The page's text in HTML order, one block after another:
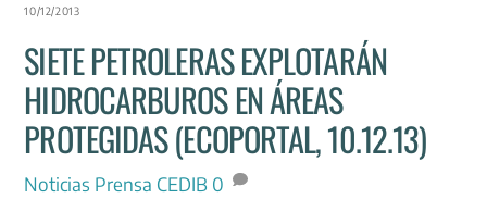
10/12/2013
SIETE PETROLERAS EXPLOTARÁN
HIDROCARBUROS EN ÁREAS
PROTEGIDAS (ECOPORTAL, 10.12.13)
Noticias Prensa CEDIB 0